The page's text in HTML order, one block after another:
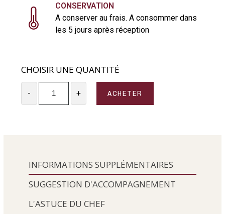
CONSERVATION
A conserver au frais. A consommer dans
les 5 jours après réception
CHOISIR UNE QUANTITÉ
- + ACHETER
INFORMATIONS SUPPLÉMENTAIRES
SUGGESTION D'ACCOMPAGNEMENT
L'ASTUCE DU CHEF